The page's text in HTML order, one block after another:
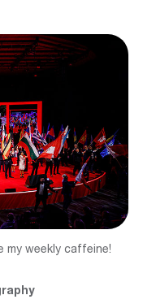
my weekly caffeine!